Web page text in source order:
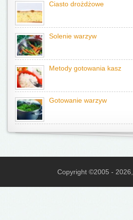
Ciasto drożdżowe
Solenie warzyw
Metody gotowania kasz
Gotowanie warzyw
Copyright ©2005 - 2026,